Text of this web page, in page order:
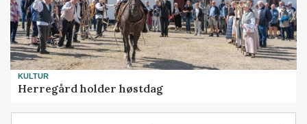
KULTUR
Herregård holder høstdag